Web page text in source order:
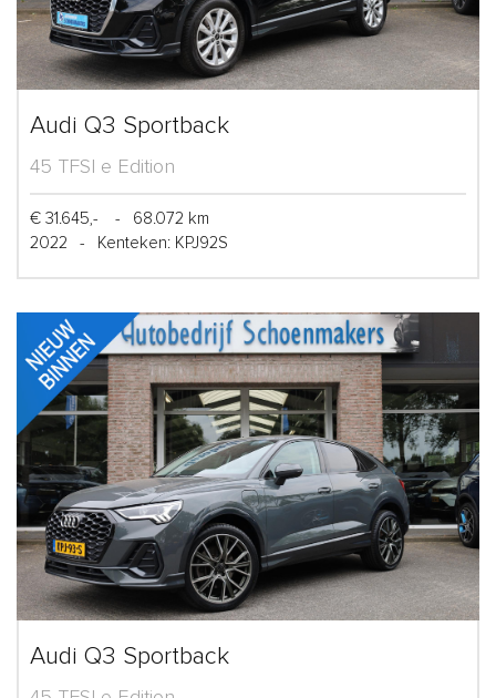
Audi Q3 Sportback
45 TFSI e Edition
€ 31.645,- -
68.072 km
2022
- Kenteken: KPJ92S
Audi Q3 Sportback